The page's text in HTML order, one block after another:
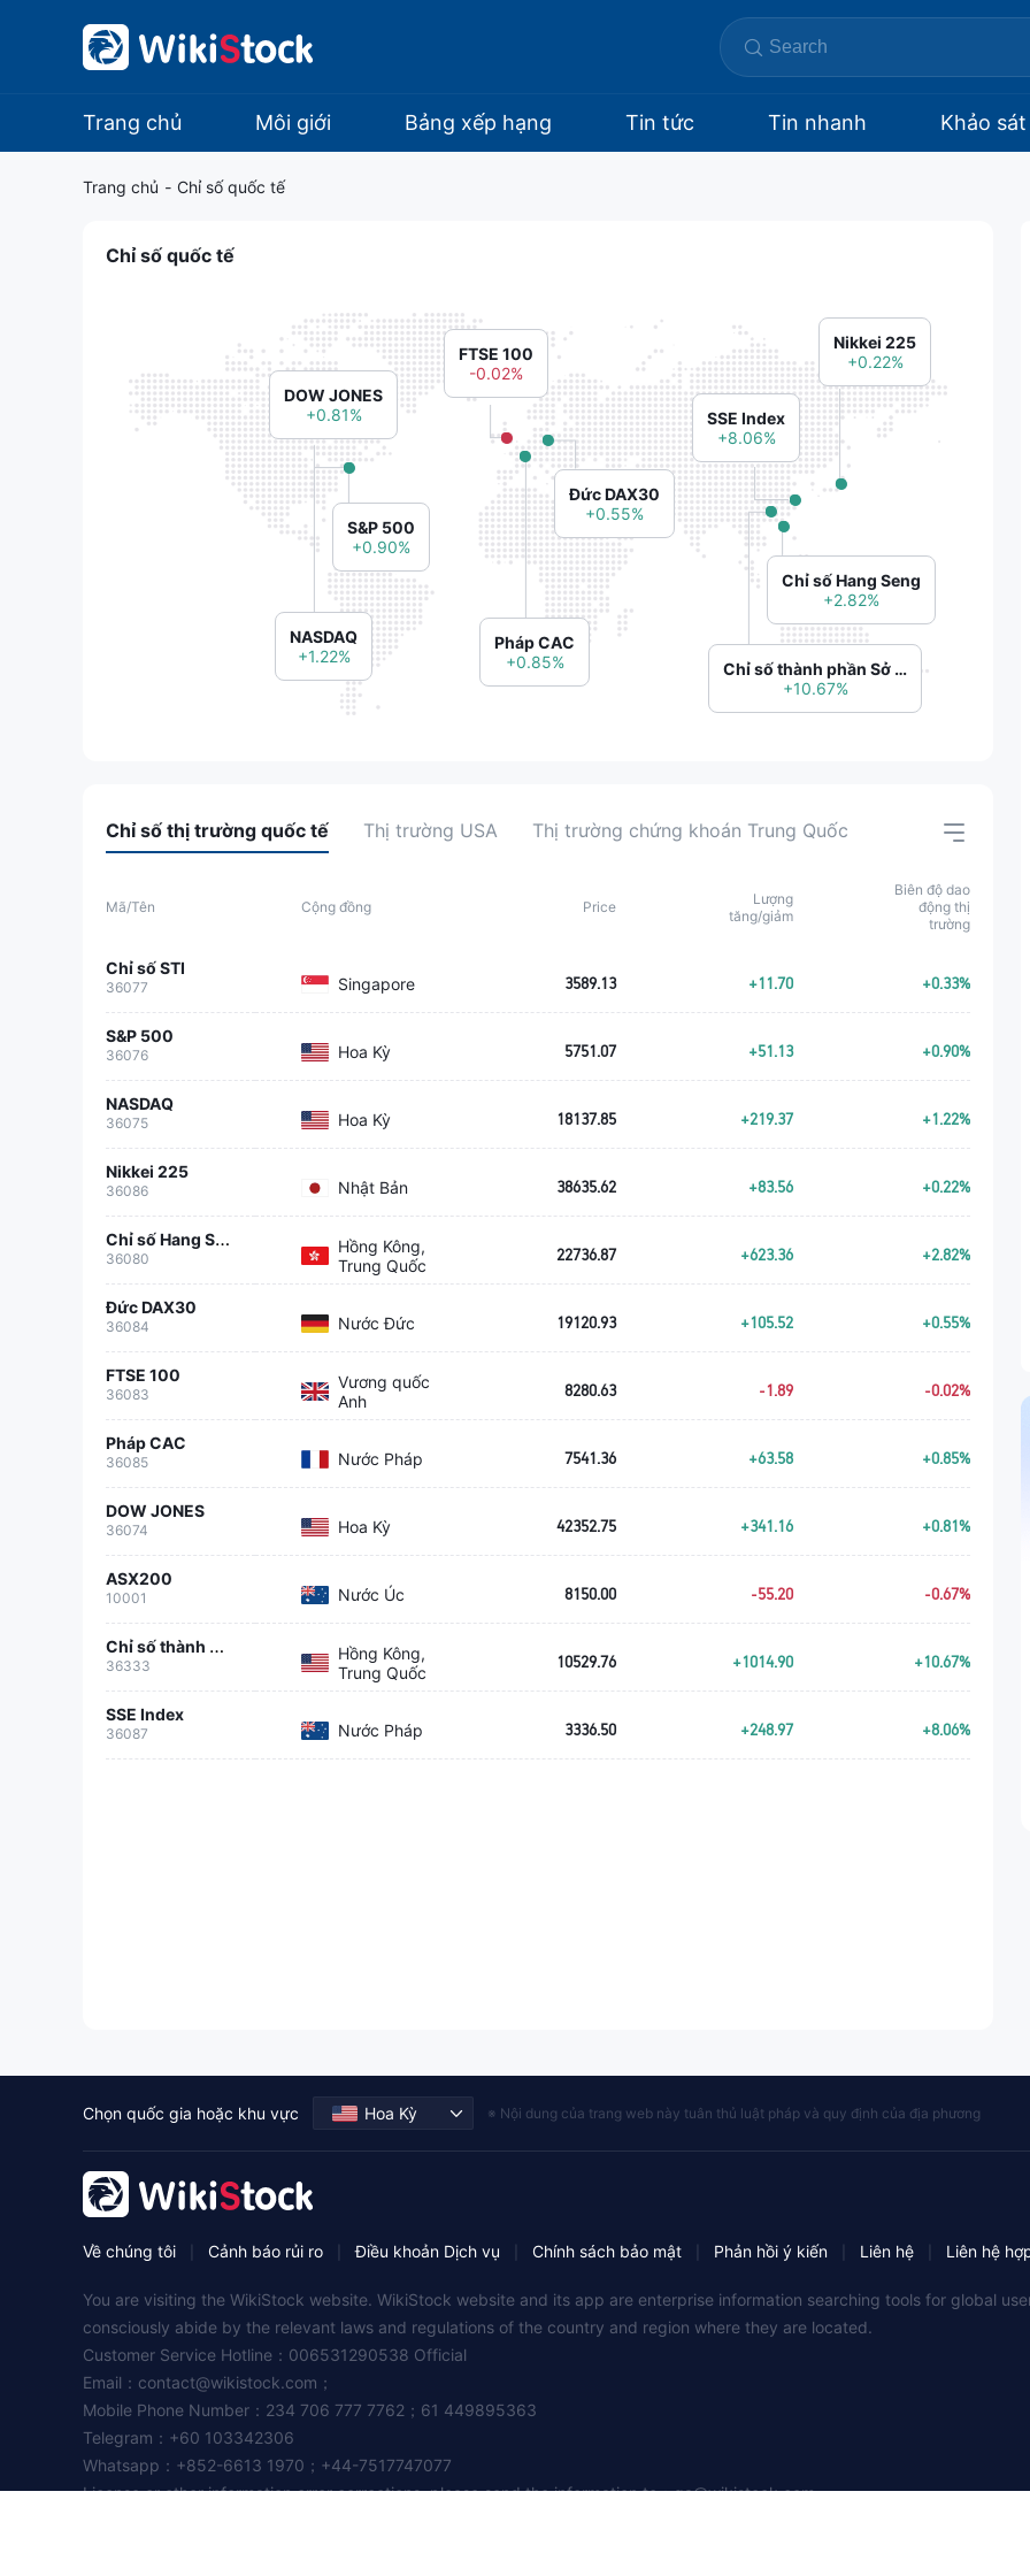
Trang chủ Môi giới Bảng xếp hạng Tin tức Tin nhanh Khảo
Trang chủ - Chỉ số quốc tế
Chỉ số quốc tế
DOW JONES
+0.81%
NASDAQ
+1.22%
S&P 500
+0.90%
FTSE 100
-0.02%
Pháp CAC
+0.85%
Đức DAX30
+0.55%
SSE Index
+8.06%
Chỉ số thành phần Sở Giao dịch Chứng khoán Thâm Quyến
+10.67%
Chỉ số Hang Seng
+2.82%
Nikkei 225
+0.22%
Chỉ số thị trường quốc tế Thị trường USA Thị trường chứng khoán Trung Quốc
Mã/Tên
Chỉ số STI
36077
S&P 500
36076
NASDAQ
36075
Nikkei 225
36086
Chỉ số Hang Seng
36080
Đức DAX30
36084
FTSE 100
36083
Pháp CAC
36085
DOW JONES
36074
ASX200
10001
Chỉ số thành phần Sở Giao dịch Chứng khoán Thâm Quyến
36333
SSE Index
36087
Cộng đồng Price
Lượng
tăng/giảm
Biên độ dao
động thị
trường
Singapore 3589.13 +11.70 +0.33%
Hoa Kỳ 5751.07 +51.13 +0.90%
Hoa Kỳ 18137.85 +219.37 +1.22%
Nhật Bản 38635.62 +83.56 +0.22%
Hồng Kông,
Trung Quốc
22736.87 +623.36 +2.82%
Nước Đức 19120.93 +105.52 +0.55%
Vương quốc
Anh
8280.63 -1.89 -0.02%
Nước Pháp 7541.36 +63.58 +0.85%
Hoa Kỳ 42352.75 +341.16 +0.81%
Nước Úc 8150.00 -55.20 -0.67%
Hồng Kông,
Trung Quốc
10529.76 +1014.90 +10.67%
Nước Pháp 3336.50 +248.97 +8.06%
Chọn quốc gia hoặc khu vực Hoa Kỳ ※ Nội dung của trang web này tuân thủ luật pháp và quy định của địa phương
Về chúng tôi Cảnh báo rủi ro Điều khoản Dịch vụ Chính sách bảo mật Phản hồi ý kiến Liên hệ Liên hệ
You are visiting the WikiStock website. WikiStock website and its app are enterprise information searching tools for global
consciously abide by the relevant laws and regulations of the country and region where they are located.
Customer Service Hotline：006531290538 Official
Email： contact@wikistock.com ；
Mobile Phone Number：234 706 777 7762；61 449895363
Telegram：+60 103342306
Whatsapp：+852-6613 1970；+44-7517747077
License or other information error corrections, please send the information to：qa@wikistock.com